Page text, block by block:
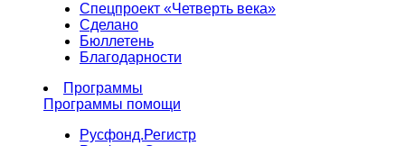
Спецпроект «Четверть века»
Сделано
Бюллетень
Благодарности
Программы
Программы помощи
Русфонд.Регистр